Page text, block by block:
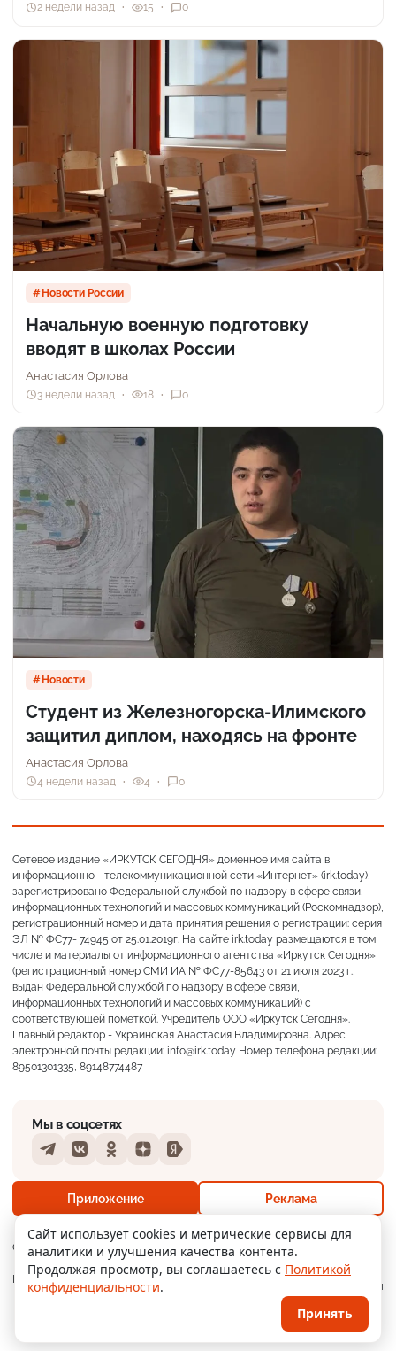
+19° Ощущается как +19
18 м/с 756 мм 62%
2 недели назад 15 0
Новости России
Начальную военную подготовку
вводят в школах России
Анастасия Орлова
3 недели назад 18 0
Новости
Студент из Железногорска-Илимского
защитил диплом, находясь на фронте
Анастасия Орлова
4 недели назад 4 0
Сетевое издание «ИРКУТСК СЕГОДНЯ» доменное имя сайта в
информационно - телекоммуникационной сети «Интернет» (irk.today),
зарегистрировано Федеральной службой по надзору в сфере связи,
информационных технологий и массовых коммуникаций (Роскомнадзор),
регистрационный номер и дата принятия решения о регистрации: серия
ЭЛ № ФС77- 74945 от 25.01.2019г. На сайте irk.today размещаются в том
числе и материалы от информационного агентства «Иркутск Сегодня»
(регистрационный номер СМИ ИА № ФС77-85643 от 21 июля 2023 г.,
выдан Федеральной службой по надзору в сфере связи,
информационных технологий и массовых коммуникаций) с
соответствующей пометкой. Учредитель ООО «Иркутск Сегодня».
Главный редактор - Украинская Анастасия Владимировна. Адрес
электронной почты редакции: info@irk.today Номер телефона редакции:
89501301335, 89148774487
О нас Контакты Прислать новость
Реклама
Мобильное
приложение
Политика
конфиденциальности
Мы в соцсетях
TelegramVKontakteOdnoklassniki
DzenYandex
Приложение Реклама
. Поддержка сайтаWPSUPPORT
Сайт использует cookies и метрические сервисы для
аналитики и улучшения качества контента.
Продолжая просмотр, вы соглашаетесь с Политикой
конфиденциальности.
Принять